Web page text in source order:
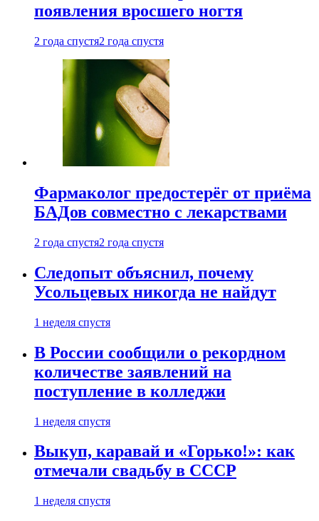
появления вросшего ногтя
2 года спустя2 года спустя
Фармаколог предостерёг от приёма
БАДов совместно с лекарствами
2 года спустя2 года спустя
Следопыт объяснил, почему
Усольцевых никогда не найдут
1 неделя спустя
В России сообщили о рекордном
количестве заявлений на
поступление в колледжи
1 неделя спустя
Выкуп, каравай и «Горько!»: как
отмечали свадьбу в СССР
1 неделя спустя